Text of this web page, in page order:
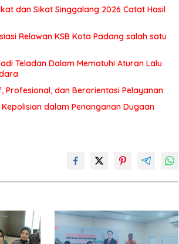
dan Sikat Singgalang 2026 Catat Hasil
Relawan KSB Kota Padang salah satu
Teladan Dalam Mematuhi Aturan Lalu
dan Berorientasi Pelayanan
dalam Penanganan Dugaan